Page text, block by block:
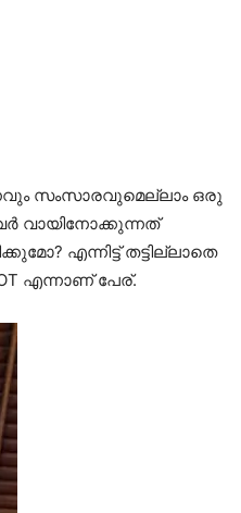
സംസാരവുമെല്ലാം ഒരു
വായിനോക്കുന്നത്
എന്നിട്ട് തട്ടില്ലാതെ
എന്നാണ് പേര്.